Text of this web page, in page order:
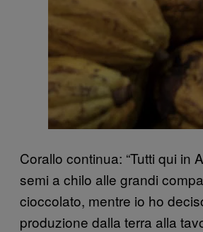
Corallo continua: “Tutti qui in
semi a chilo alle grandi
cioccolato, mentre io ho
produzione dalla terra alla